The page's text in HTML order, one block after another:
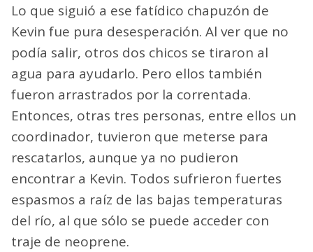
Lo que siguió a ese fatídico chapuzón de
Kevin fue pura desesperación. Al ver que no
podía salir, otros dos chicos se tiraron al
agua para ayudarlo. Pero ellos también
fueron arrastrados por la correntada.
Entonces, otras tres personas, entre ellos un
coordinador, tuvieron que meterse para
rescatarlos, aunque ya no pudieron
encontrar a Kevin. Todos sufrieron fuertes
espasmos a raíz de las bajas temperaturas
del río, al que sólo se puede acceder con
traje de neoprene.